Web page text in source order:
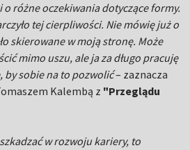
o różne oczekiwania dotyczące formy.
tej cierpliwości. Nie mówię już o
skierowane w moją stronę. Może
mimo uszu, ale ja za długo pracuję
by sobie na to pozwolić– zaznacza
Kalembą z "Przeglądu
w rozwoju kariery, to